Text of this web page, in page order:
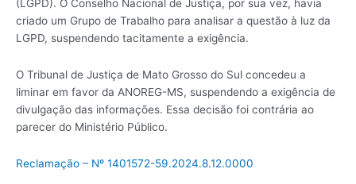
(LGPD). O Conselho Nacional de Justiça, por sua vez, havia
criado um Grupo de Trabalho para analisar a questão à luz da
LGPD, suspendendo tacitamente a exigência.
O Tribunal de Justiça de Mato Grosso do Sul concedeu a
liminar em favor da ANOREG-MS, suspendendo a exigência de
divulgação das informações. Essa decisão foi contrária ao
parecer do Ministério Público.
Reclamação – Nº 1401572-59.2024.8.12.0000